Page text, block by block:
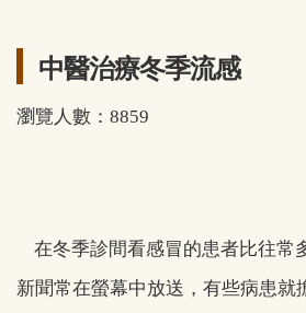
中醫治療冬季流感
瀏覽人數：8859
在冬季診間看感冒的患者比往常
新聞常在螢幕中放送，有些病患就